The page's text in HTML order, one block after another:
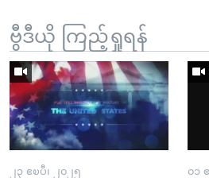
ဗွီဒီယို ကြည့်ရှုရန်
၂၃ ဧၿပီ၊ ၂၀၂၅ ၀၁